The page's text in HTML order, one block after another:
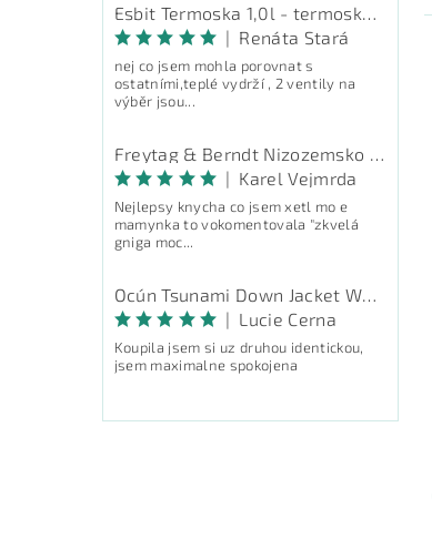
| Renáta Stará
nej co jsem mohla porovnat s
ostatními,teplé vydrží , 2 ventily na
výběr jsou...
| Karel Vejmrda
Nejlepsy knycha co jsem xetl mo e
mamynka to vokomentovala "zkvelá
gniga moc...
| Lucie Cerna
Koupila jsem si uz druhou identickou,
jsem maximalne spokojena